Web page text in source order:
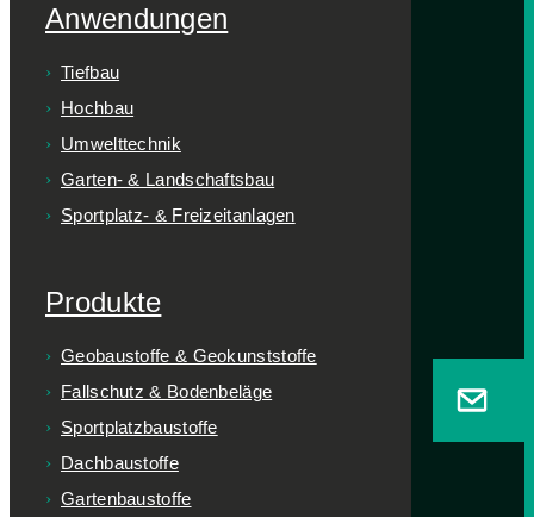
Anwendungen
Tiefbau
Hochbau
Umwelttechnik
Garten- & Landschaftsbau
Sportplatz- & Freizeitanlagen
Produkte
Geobaustoffe & Geokunststoffe
Fallschutz & Bodenbeläge
Sportplatzbaustoffe
Dachbaustoffe
Gartenbaustoffe